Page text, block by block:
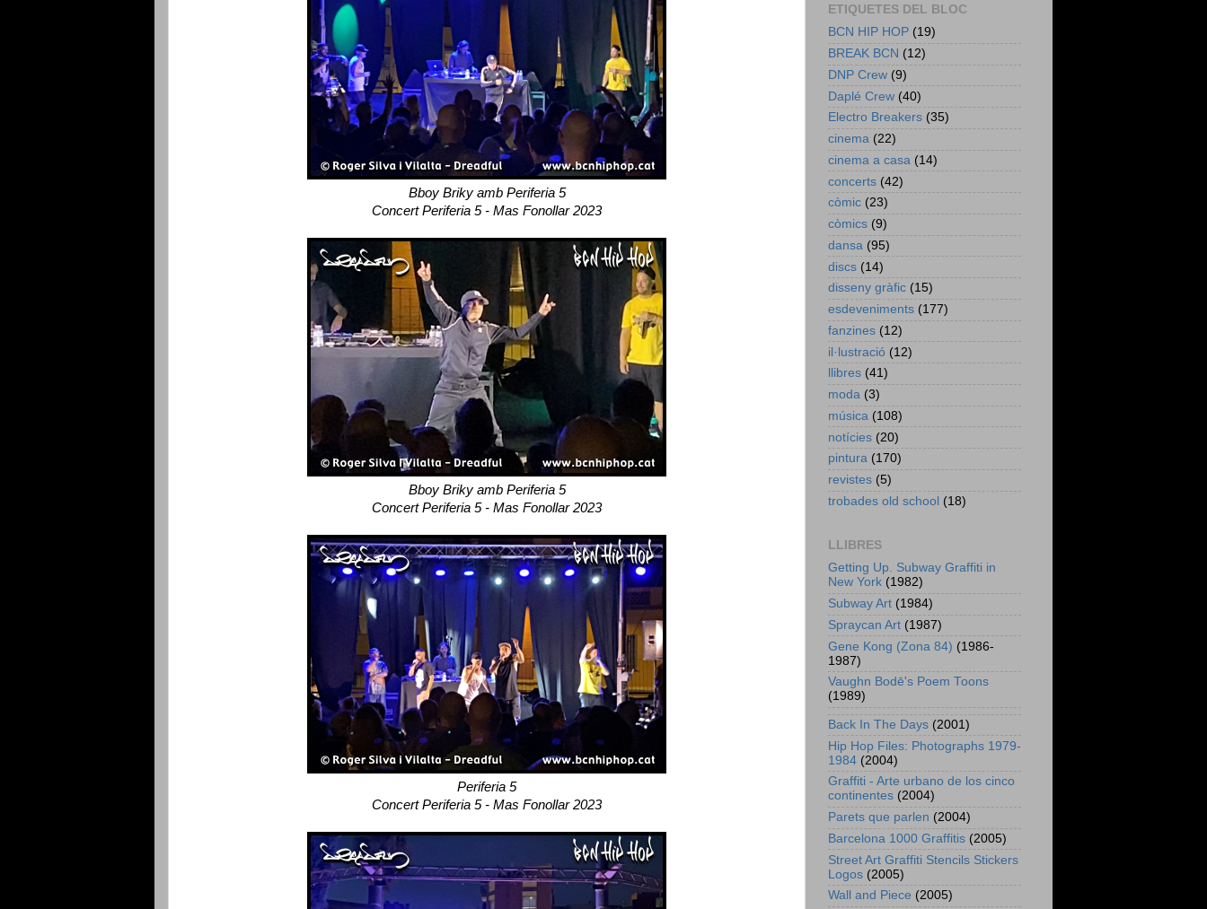
Bboy Briky amb Periferia 5
Concert Periferia 5 - Mas Fonollar 2023
Bboy Briky amb Periferia 5
Concert Periferia 5 - Mas Fonollar 2023
Periferia 5
Concert Periferia 5 - Mas Fonollar 2023
ETIQUETES DEL BLOC
BCN HIP HOP (19)
BREAK BCN (12)
DNP Crew (9)
Daplé Crew (40)
Electro Breakers (35)
cinema (22)
cinema a casa (14)
concerts (42)
còmic (23)
còmics (9)
dansa (95)
discs (14)
disseny gràfic (15)
esdeveniments (177)
fanzines (12)
il·lustració (12)
llibres (41)
moda (3)
música (108)
notícies (20)
pintura (170)
revistes (5)
trobades old school (18)
LLIBRES
Getting Up. Subway Graffiti in
New York (1982)
Subway Art (1984)
Spraycan Art (1987)
Gene Kong (Zona 84) (1986-
1987)
Vaughn Bodē's Poem Toons
(1989)
Back In The Days (2001)
Hip Hop Files: Photographs 1979-
1984 (2004)
Graffiti - Arte urbano de los cinco
continentes (2004)
Parets que parlen (2004)
Barcelona 1000 Graffitis (2005)
Street Art Graffiti Stencils Stickers
Logos (2005)
Wall and Piece (2005)